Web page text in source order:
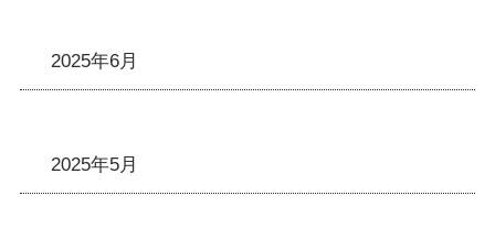
2025年6月
2025年5月